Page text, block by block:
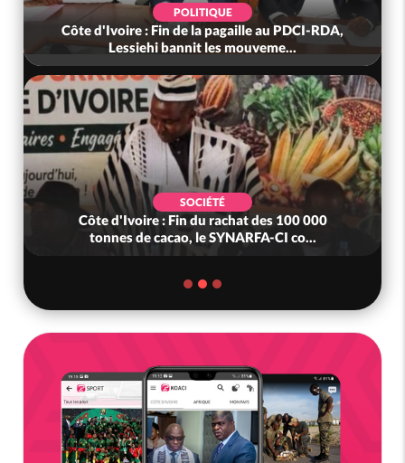
POLITIQUE
Côte d'Ivoire : Fin de la pagaille au PDCI-RDA,
Lessiehi bannit les mouveme...
SOCIÉTÉ
Côte d'Ivoire : Fin du rachat des 100 000
tonnes de cacao, le SYNARFA-CI co...